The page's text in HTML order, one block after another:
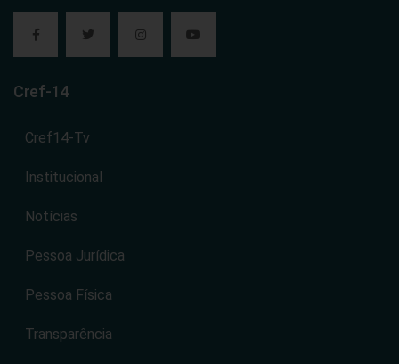
Cref-14
Cref14-Tv
Institucional
Notícias
Pessoa Jurídica
Pessoa Física
Transparência